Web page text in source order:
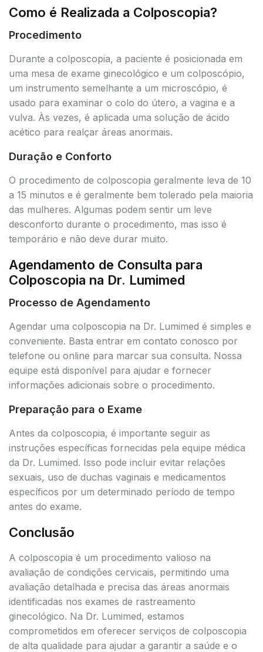
Como é Realizada a Colposcopia?
Procedimento
Durante a colposcopia, a paciente é posicionada em
uma mesa de exame ginecológico e um colposcópio,
um instrumento semelhante a um microscópio, é
usado para examinar o colo do útero, a vagina e a
vulva. Às vezes, é aplicada uma solução de ácido
acético para realçar áreas anormais.
Duração e Conforto
O procedimento de colposcopia geralmente leva de 10
a 15 minutos e é geralmente bem tolerado pela maioria
das mulheres. Algumas podem sentir um leve
desconforto durante o procedimento, mas isso é
temporário e não deve durar muito.
Agendamento de Consulta para
Colposcopia na Dr. Lumimed
Processo de Agendamento
Agendar uma colposcopia na Dr. Lumimed é simples e
conveniente. Basta entrar em contato conosco por
telefone ou online para marcar sua consulta. Nossa
equipe está disponível para ajudar e fornecer
informações adicionais sobre o procedimento.
Preparação para o Exame
Antes da colposcopia, é importante seguir as
instruções específicas fornecidas pela equipe médica
da Dr. Lumimed. Isso pode incluir evitar relações
sexuais, uso de duchas vaginais e medicamentos
específicos por um determinado período de tempo
antes do exame.
Conclusão
A colposcopia é um procedimento valioso na
avaliação de condições cervicais, permitindo uma
avaliação detalhada e precisa das áreas anormais
identificadas nos exames de rastreamento
ginecológico. Na Dr. Lumimed, estamos
comprometidos em oferecer serviços de colposcopia
de alta qualidade para ajudar a garantir a saúde e o